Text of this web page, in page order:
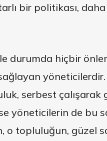
bir politikası,
durumda hiçbir
serbest
yöneticilerin de bu
o topluluğun, güzel